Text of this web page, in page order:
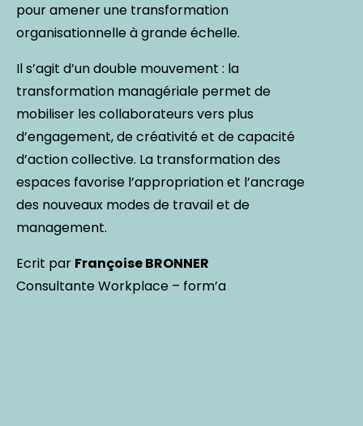
pour amener une transformation
organisationnelle à grande échelle.
Il s’agit d’un double mouvement : la
transformation managériale permet de
mobiliser les collaborateurs vers plus
d’engagement, de créativité et de capacité
d’action collective. La transformation des
espaces favorise l’appropriation et l’ancrage
des nouveaux modes de travail et de
management.
Ecrit par Françoise BRONNER
Consultante Workplace – form’a